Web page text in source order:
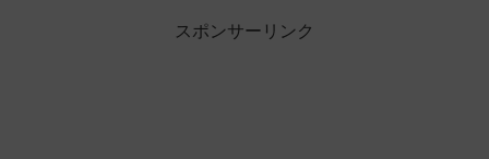
スポンサーリンク